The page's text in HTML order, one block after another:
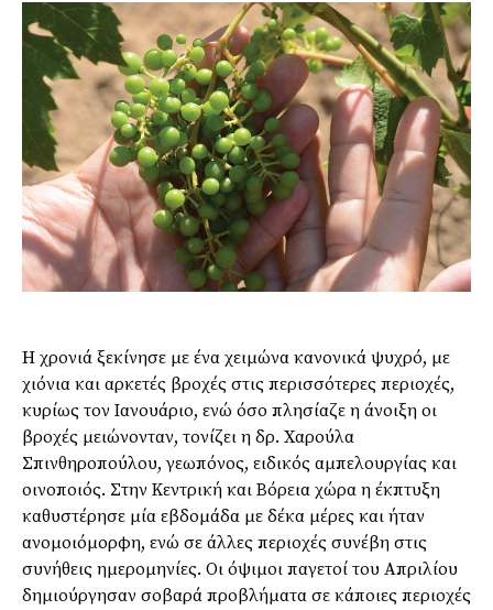
H χρονιά ξεκίνησε με ένα χειμώνα κανονικά ψυχρό, με
χιόνια και αρκετές βροχές στις περισσότερες περιοχές,
κυρίως τον Ιανουάριο, ενώ όσο πλησίαζε η άνοιξη οι
βροχές μειώνονταν, τονίζει η δρ. Χαρούλα
Σπινθηροπούλου, γεωπόνος, ειδικός αμπελουργίας και
οινοποιός. Στην Κεντρική και Βόρεια χώρα η έκπτυξη
καθυστέρησε μία εβδομάδα με δέκα μέρες και ήταν
ανομοιόμορφη, ενώ σε άλλες περιοχές συνέβη στις
συνήθεις ημερομηνίες. Οι όψιμοι παγετοί του Απριλίου
δημιούργησαν σοβαρά προβλήματα σε κάποιες περιοχές